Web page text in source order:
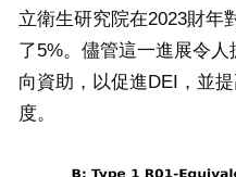
立衛生研究院在2023財年
了5%。儘管這一進展令
向資助，以促進DEI，並
度。